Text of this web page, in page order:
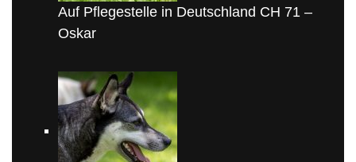
Auf Pflegestelle in Deutschland CH 71 –
Oskar